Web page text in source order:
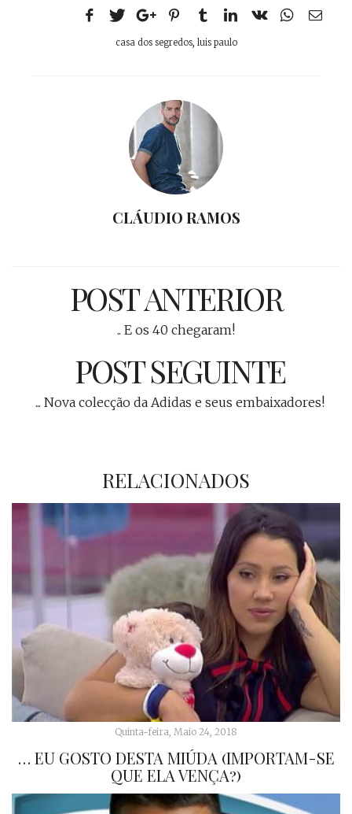
casa dos segredos, luis paulo
CLÁUDIO RAMOS
POST ANTERIOR
.. E os 40 chegaram!
POST SEGUINTE
... Nova colecção da Adidas e seus embaixadores!
RELACIONADOS
Quinta-feira, Maio 24, 2018
… EU GOSTO DESTA MIÚDA (IMPORTAM-SE
QUE ELA VENÇA?)